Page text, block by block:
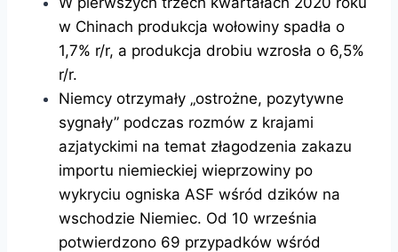
w Chinach produkcja wołowiny spadła o
1,7% r/r, a produkcja drobiu wzrosła o 6,5%
r/r.
Niemcy otrzymały „ostrożne, pozytywne
sygnały” podczas rozmów z krajami
azjatyckimi na temat złagodzenia zakazu
importu niemieckiej wieprzowiny po
wykryciu ogniska ASF wśród dzików na
wschodzie Niemiec. Od 10 września
potwierdzono 69 przypadków wśród